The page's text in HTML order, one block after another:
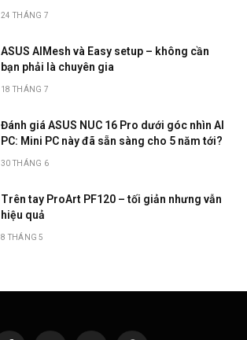
24 THÁNG 7
ASUS AIMesh và Easy setup – không cần
bạn phải là chuyên gia
18 THÁNG 7
Đánh giá ASUS NUC 16 Pro dưới góc nhìn AI
PC: Mini PC này đã sẵn sàng cho 5 năm tới?
30 THÁNG 6
Trên tay ProArt PF120 – tối giản nhưng vẫn
hiệu quả
8 THÁNG 5